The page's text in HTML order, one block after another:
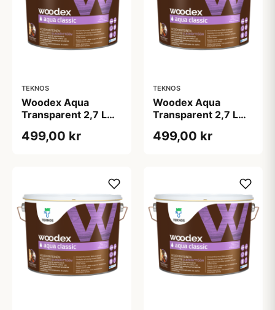
TEKNOS
Woodex Aqua
Transparent 2,7 L
499,00 kr
TEKNOS
Woodex Aqua
Transparent 2,7 L
499,00 kr